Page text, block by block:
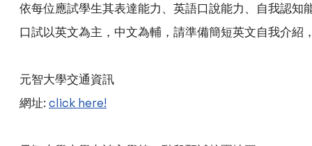
依每位應試學生其表達能力、英語口說能力、自我認知
口試以英文為主，中文為輔，請準備簡短英文自我介紹
元智大學交通資訊
網址: click here!